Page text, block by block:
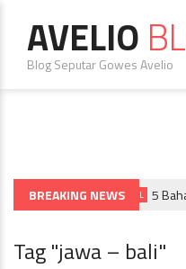
AVELIO
Blog Seputar Gowes Avelio
BREAKING NEWS
SPORTIF & BIKE TRAVEL 5
Tag "jawa – bali"